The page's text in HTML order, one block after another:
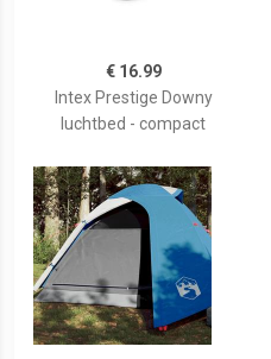
€ 16.99
Intex Prestige Downy
luchtbed - compact